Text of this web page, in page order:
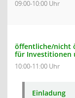
09:00-10:00 Uhr
öffentliche/nicht
für Investitionen
10:00-11:00 Uhr
Einladung